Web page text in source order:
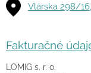
Vlárska 298/
Fakturačné
LOMIG s. r. o.